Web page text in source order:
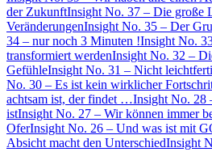
der ZukunftInsight No. 37 – Die große
VeränderungenInsight No. 35 – Der
34 – nur noch 3 Minuten !Insight No.
transformiert werdenInsight No. 32 –
GefühleInsight No. 31 – Nicht
No. 30 – Es ist kein wirklicher
achtsam ist, der findet …Insight No. 28
istInsight No. 27 – Wir können immer
OferInsight No. 26 – Und was ist mit
Absicht macht den UnterschiedInsight